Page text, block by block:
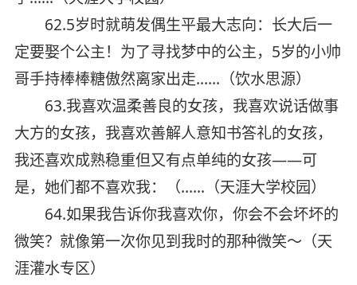
62.5岁时就萌发偶生平最大志向：长大后一
定要娶个公主！为了寻找梦中的公主，5岁的小帅
哥手持棒棒糖傲然离家出走……（饮水思源）
63.我喜欢温柔善良的女孩，我喜欢说话做事
大方的女孩，我喜欢善解人意知书答礼的女孩，
我还喜欢成熟稳重但又有点单纯的女孩——可
是，她们都不喜欢我：（……（天涯大学校园）
64.如果我告诉你我喜欢你，你会不会坏坏的
微笑？就像第一次你见到我时的那种微笑～（天
涯灌水专区）